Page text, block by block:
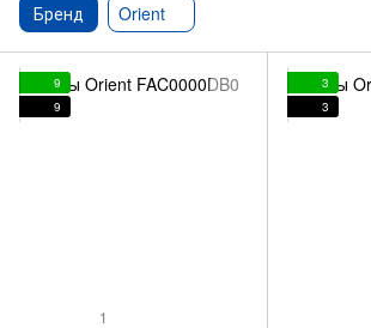
Бренд Orient
9
9
1
3
3